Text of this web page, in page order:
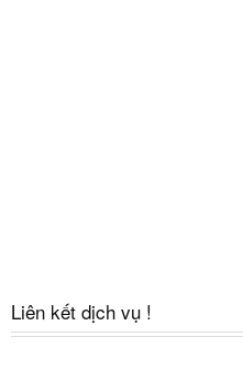
Liên kết dịch vụ !